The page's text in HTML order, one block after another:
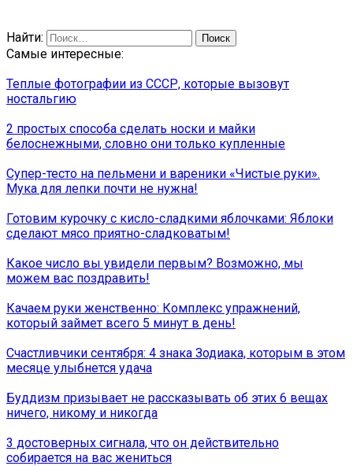
Найти:
Самые интересные:
Теплые фотографии из СССР, которые вызовут
ностальгию
2 простых способа сделать носки и майки
белоснежными, словно они только купленные
Cупер-тесто на пельмени и вареники «Чистые руки».
Мука для лепки почти не нужна!
Готовим курочку с кисло-сладкими яблочками: Яблоки
сделают мясо приятно-сладковатым!
Какое число вы увидели первым? Возможно, мы
можем вас поздравить!
Качаем руки женственно: Комплекс упражнений,
который займет всего 5 минут в день!
Счастливчики сентября: 4 знака Зодиака, которым в этом
месяце улыбнется удача
Буддизм призывает не рассказывать об этих 6 вещах
ничего, никому и никогда
3 достоверных сигнала, что он действительно
собирается на вас жениться